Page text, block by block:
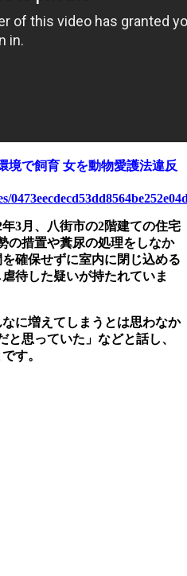
で飼育 女を動物愛護法違反
3月、八街市の2階建ての住宅
の措置や糞尿の処理をしなか
確保せずに室内に閉じ込める
待した疑いが持たれていま
に増えてしまうとは思わなか
と思っていた」などと話し、
す。